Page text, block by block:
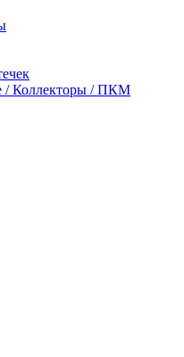
/ Коллекторы / ПКМ